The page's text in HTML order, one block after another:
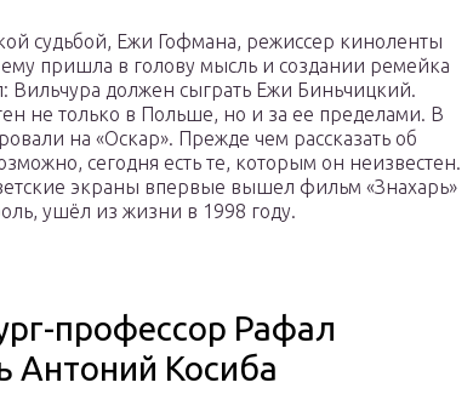
судьбой, Ежи Гофмана, режиссер киноленты
пришла в голову мысль и создании ремейка
Вильчура должен сыграть Ежи Биньчицкий.
не только в Польше, но и за ее пределами. В
на «Оскар». Прежде чем рассказать об
сегодня есть те, которым он неизвестен.
экраны впервые вышел фильм «Знахарь»
ушёл из жизни в 1998 году.
профессор Рафал
Антоний Косиба